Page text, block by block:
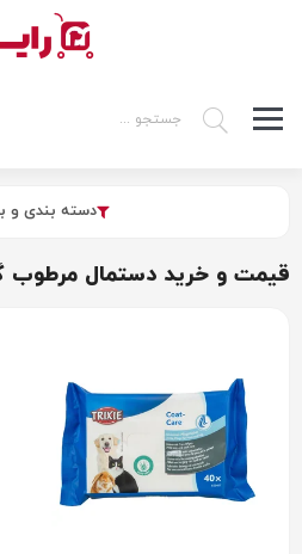
دسته بندی و
قیمت و خرید دستمال مرطوب